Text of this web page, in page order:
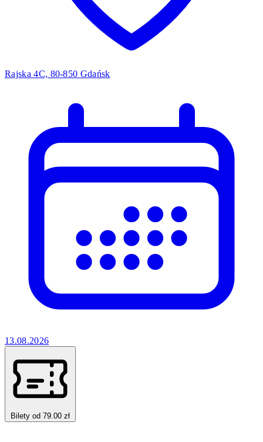
Rajska 4C, 80-850 Gdańsk
13.08.2026
Bilety od 79.00 zł